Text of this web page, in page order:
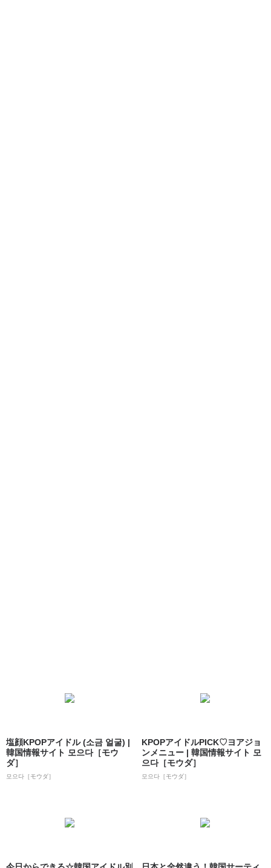
塩顔KPOPアイドル (소금 얼굴) |
韓国情報サイト 모으다［モウ
ダ］
모으다［モウダ］
KPOPアイドルPICK♡ヨアジョ
ンメニュー | 韓国情報サイト 모
으다［モウダ］
모으다［モウダ］